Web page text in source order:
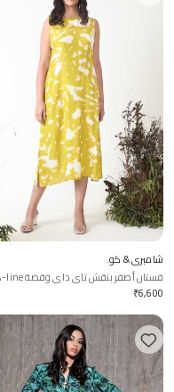
شامبري & كو.
فستان أصفر بنقش تاي داي وقصة A-line
₹6,600